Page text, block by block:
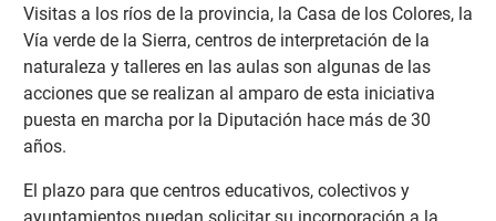
Visitas a los ríos de la provincia, la Casa de los Colores, la
Vía verde de la Sierra, centros de interpretación de la
naturaleza y talleres en las aulas son algunas de las
acciones que se realizan al amparo de esta iniciativa
puesta en marcha por la Diputación hace más de 30
años.
El plazo para que centros educativos, colectivos y